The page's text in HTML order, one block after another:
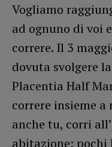
Vogliamo
ad ognuno di voi
correre. Il 3
dovuta svolgere
Placentia Half
correre insieme a
anche tu, corri
abitazione: